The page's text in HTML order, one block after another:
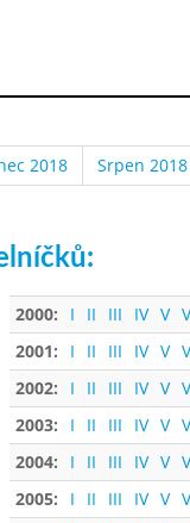
2018 Srpen 2018
2000: I II III IV V
2001:
I II III IV V
2002:
I II III IV V
2003:
I II III IV V
2004:
I II III IV V
2005:
I II III IV V